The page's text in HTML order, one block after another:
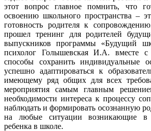
этот вопрос главное помнить, что
освоению школьного пространства –
готовность родителя к
прошел тренинг для родителей
выпускников программы «Будущий
психолог Голышевская И.А. вместе с
способы сохранить индивидуальные
успешно адаптироваться к
имеющему ряд общих для всех
мероприятия самым главным
необходимости интереса к процессу
наблюдать и формировать осознанную
на любые ситуации возникающие в
ребенка в школе.